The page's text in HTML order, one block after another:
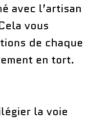
avec l’artisan
vous
de chaque
en tort.
la voie